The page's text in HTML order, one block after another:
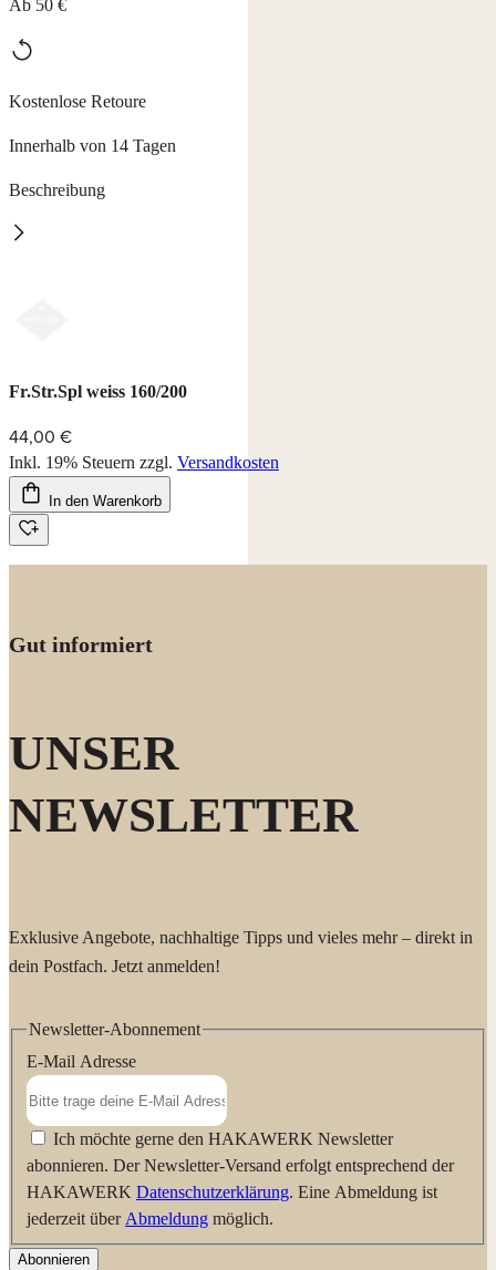
Ab 50 €
Kostenlose Retoure
Innerhalb von 14 Tagen
Beschreibung
in den Farben: weiß, natur, creme, royal,
Fr.Str.Spl weiss 160/200
44,00 €
Inkl. 19% Steuern zzgl. Versandkosten
In den Warenkorb
Gut informiert
UNSER
NEWSLETTER
Exklusive Angebote, nachhaltige Tipps und vieles mehr – direkt in
dein Postfach. Jetzt anmelden!
Newsletter-Abonnement
E-Mail Adresse
Ich möchte gerne den HAKAWERK Newsletter
abonnieren. Der Newsletter-Versand erfolgt entsprechend der
HAKAWERK Datenschutzerklärung. Eine Abmeldung ist
jederzeit über Abmeldung möglich.
Abonnieren